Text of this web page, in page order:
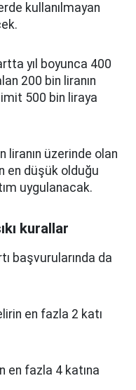
kullanılmayan
yıl boyunca 400
200 bin liranın
500 bin liraya
liranın üzerinde olan
en düşük olduğu
uygulanacak.
kurallar
başvurularında da
en fazla 2 katı
en fazla 4 katına